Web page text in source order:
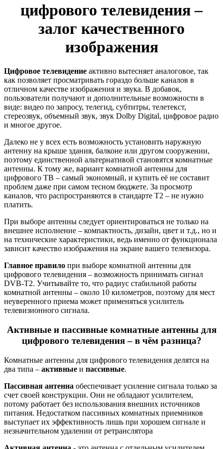
цифрового телевидения –
залог качественного
изображения
Цифровое телевидение активно вытесняет аналоговое, так
как позволяет просматривать гораздо больше каналов в
отличном качестве изображения и звука. В добавок,
пользователи получают и дополнительные возможности в
виде: видео по запросу, телегид, субтитры, телетекст,
стереозвук, объемный звук, звук Dolby Digital, цифровое радио
и многое другое.
Далеко не у всех есть возможность установить наружную
антенну на крыше здания, балконе или другом сооружении,
поэтому единственной альтернативой становятся комнатные
антенны. К тому же, вариант комнатной антенны для
цифрового ТВ – самый экономный, и купить её не составит
проблем даже при самом тесном бюджете. За просмотр
каналов, что распространяются в стандарте Т2 – не нужно
платить.
При выборе антенны следует ориентироваться не только на
внешнее исполнение – компактность, дизайн, цвет и т.д., но и
на технические характеристики, ведь именно от функционала
зависит качество изображения на экране вашего телевизора.
Главное правило при выборе комнатной антенны для
цифрового телевидения – возможность принимать сигнал
DVB-T2. Учитывайте то, что радиус стабильной работы
комнатной антенны – около 10 километров, поэтому для мест
неуверенного приема может применяться усилитель
телевизионного сигнала.
Активные и пассивные комнатные антенны для
цифрового телевидения – в чём разница?
Комнатные антенны для цифрового телевидения делятся на
два типа – активные и пассивные.
Пассивная антенна обеспечивает усиление сигнала только за
счет своей конструкции. Они не обладают усилителем,
потому работает без использования внешних источников
питания. Недостатком пассивных комнатных приемников
выступает их эффективность лишь при хорошем сигнале и
незначительном удалении от ретранслятора